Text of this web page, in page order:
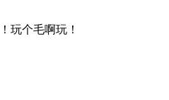
玩个毛啊玩！